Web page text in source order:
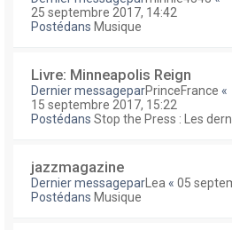
25 septembre 2017, 14:42
Postédans Musique
Livre: Minneapolis Reign
Dernier messageparPrinceFrance «
15 septembre 2017, 15:22
Postédans Stop the Press : Les
jazzmagazine
Dernier messagepar Lea « 05
Postédans Musique